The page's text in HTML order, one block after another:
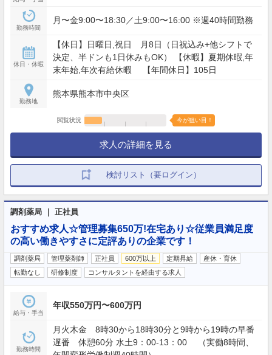
勤務時間
月〜金9:00〜18:30／土9:00〜16:00 ※週40時間勤務
休日・休暇
【休日】日曜日,祝日 月8日（日祝込み+他シフトで
決定、半ドンも1日休みもOK） 【休暇】夏期休暇,年
末年始,年次有給休暇 【年間休日】105日
勤務地
熊本県熊本市中央区
閲覧状況 今が狙い目！
求人の詳細を見る
検討リスト（要ログイン）
調剤薬局 ｜ 正社員
おすすめ求人☆管理募集650万!在宅あり☆従業員満足度
の高い働きやすさに定評ありの企業です！
調剤薬局 管理薬剤師 正社員 600万以上 定期昇給
産休・育休
転勤なし
研修制度 コンサルタントを経由する求人
給与・手当
年収550万円〜600万円
勤務時間
月火木金 8時30から18時30分と9時から19時の早番
遅番 休憩60分 水土9：00-13：00 （実働8時間、